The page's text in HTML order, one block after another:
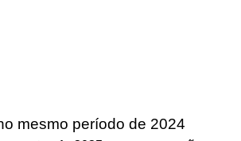
mesmo período de 2024